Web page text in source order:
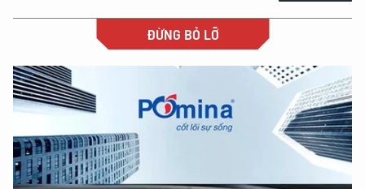
ĐỪNG BỎ LỠ